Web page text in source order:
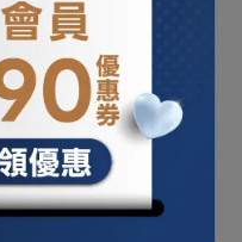
【SHARP夏普】極致系列
6-8坪1級變頻 冷專空調
(AH-41BESH/AU-
41BESH-W)
NT$31,195 NT$36,700
加入購物車